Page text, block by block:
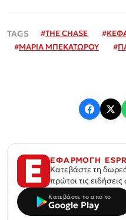
#THE CHASE #
#ΜΑΡΙΑ ΜΠΕΚΑΤΩΡΟΥ #
ΕΦΑΡΜΟΓΗ
Κατεβάστε τη
πρώτοι τις
Κατεβάστε το από το
Google Play